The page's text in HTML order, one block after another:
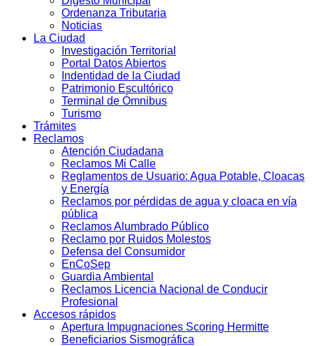
Ordenanza Tributaria
Noticias
La Ciudad
Investigación Territorial
Portal Datos Abiertos
Indentidad de la Ciudad
Patrimonio Escultórico
Terminal de Ómnibus
Turismo
Trámites
Reclamos
Atención Ciudadana
Reclamos Mi Calle
Reglamentos de Usuario: Agua Potable, Cloacas
y Energía
Reclamos por pérdidas de agua y cloaca en vía
pública
Reclamos Alumbrado Público
Reclamo por Ruidos Molestos
Defensa del Consumidor
EnCoSep
Guardia Ambiental
Reclamos Licencia Nacional de Conducir
Profesional
Accesos rápidos
Apertura Impugnaciones Scoring Hermitte
Beneficiarios Sismográfica